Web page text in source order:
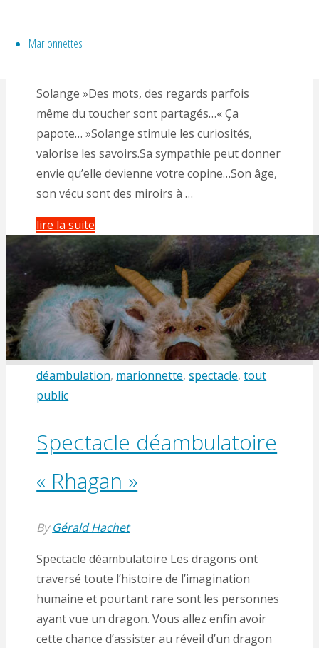
Marionnettes
de Solange« Une marionnette à taille réelle
Solange »Des mots, des regards parfois
même du toucher sont partagés…« Ça
papote… »Solange stimule les curiosités,
valorise les savoirs.Sa sympathie peut donner
envie qu’elle devienne votre copine…Son âge,
son vécu sont des miroirs à …
lire la suite
en
déambulation
avec
Solange"
déambulation, marionnette,spectacle,tout
public
Spectacle déambulatoire
« Rhagan »
By Gérald Hachet
Spectacle déambulatoire Les dragons ont
traversé toute l’histoire de l’imagination
humaine et pourtant rare sont les personnes
ayant vue un dragon. Vous allez enfin avoir
cette chance d’assister au réveil d’un dragon